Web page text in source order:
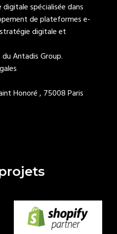
spécialisée dans
de plateformes e-
digitale et
duAntadis Group.
Honoré , 75008 Paris